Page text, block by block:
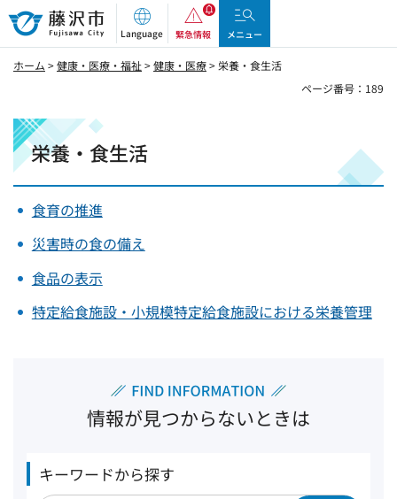
藤沢市
Language 緊急情報 メニュー
ホーム >健康・医療・福祉>健康・医療> 栄養・食生活
ページ番号：189
栄養・食生活
食育の推進
災害時の食の備え
食品の表示
特定給食施設・小規模特定給食施設における栄養管理
情報が見つからないときは
キーワードから探す